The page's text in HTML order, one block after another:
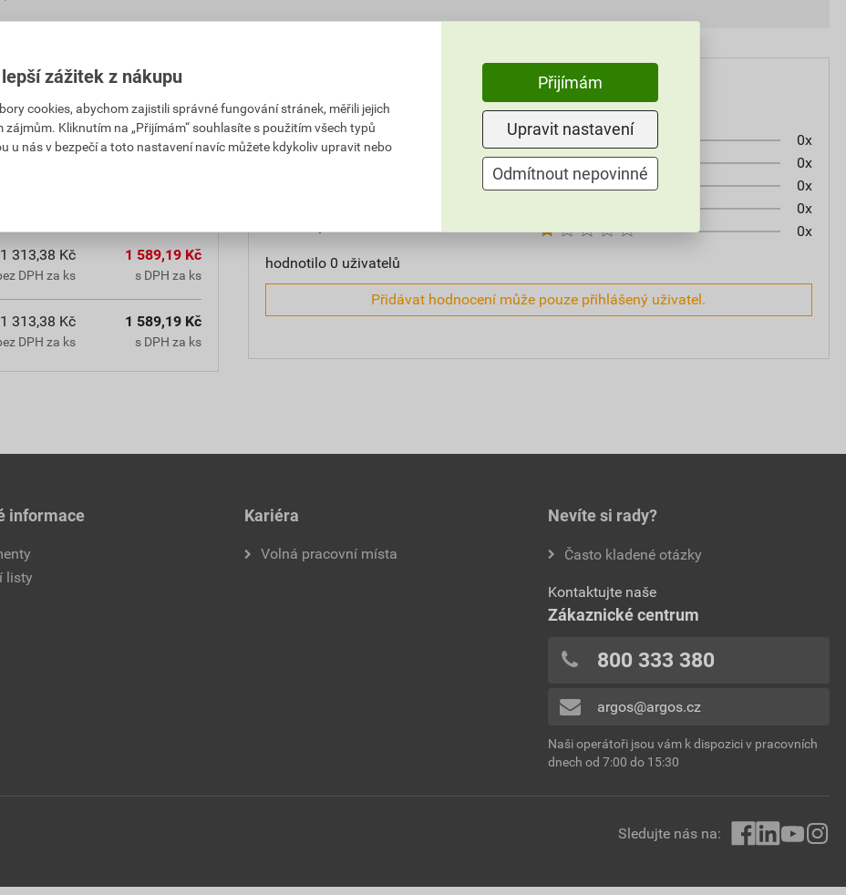
průchodek, IP 55
1 313,38 Kč
DPH za ks
1 589,19 Kč
s DPH za ks
1 313,38 Kč
DPH za ks
1 589,19 Kč
s DPH za ks
hodnotilo 0 uživatelů
0x
0x
0x
0x
0x
Přidávat hodnocení může pouze přihlášený uživatel.
informace
listy
Kariéra
Volná pracovní místa
Nevíte si rady?
Často kladené otázky
Kontaktujte naše
Zákaznické centrum
800 333 380
argos@argos.cz
Naši operátoři jsou vám k dispozici v pracovních
dnech od 7:00 do 15:30
Sledujte nás na:
zážitek z nákupu
cookies, abychom zajistili správné fungování stránek, měřili jejich
Kliknutím na „Přijímám“ souhlasíte s použitím všech typů
u nás v bezpečí a toto nastavení navíc můžete kdykoliv upravit nebo
Přijímám
Upravit nastavení
Odmítnout nepovinné